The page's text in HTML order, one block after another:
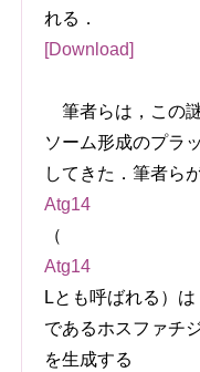
れる．
[Download]
筆者らは，この
ソーム形成のプラ
してきた．筆者ら
Atg14
（
Atg14
Lとも呼ばれる）
であるホスファチ
を生成する